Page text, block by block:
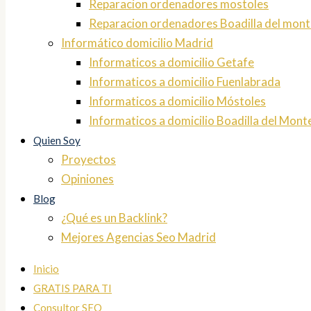
Reparacion ordenadores mostoles
Reparacion ordenadores Boadilla del
Informático domicilio Madrid
Informaticos a domicilio Getafe
Informaticos a domicilio Fuenlabrada
Informaticos a domicilio Móstoles
Informaticos a domicilio Boadilla del
Quien Soy
Proyectos
Opiniones
Blog
¿Qué es un Backlink?
Mejores Agencias Seo Madrid
Inicio
GRATIS PARA TI
Consultor SEO